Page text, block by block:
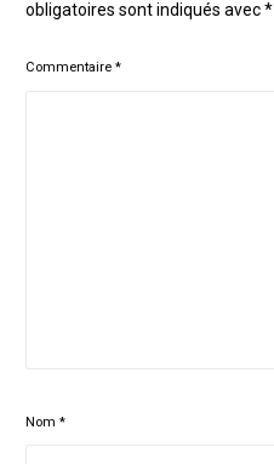
obligatoires sont indiqués avec*
Commentaire*
Nom*